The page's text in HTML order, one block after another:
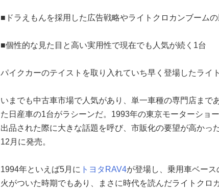
■ドラえもんを採用した広告戦略やライトクロカンブームの
■個性的な見た目と高い実用性で現在でも人気が続く1台
パイクカーのテイストを取り入れていち早く登場したライ
いまでも中古車市場で人気があり、単一車種の専門店まで
た日産車の1台がラシーンだ。1993年の東京モーターショ
出品された際に大きな話題を呼び、市販化の要望が高かっ
12月に発売。
1994年といえば5月に トヨタ RAV4が登場し、乗用車ベー
火がついた時期でもあり、まさに時代を読んだライトクロ